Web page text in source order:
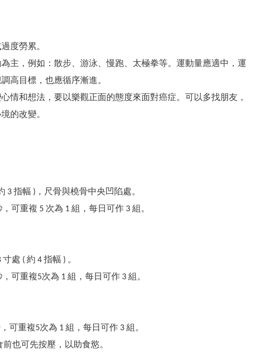
度勞累。
主，例如：散步、游泳、慢跑、太極拳等。運動量應適中，運
高目標，也應循序漸進。
情和想法，要以樂觀正面的態度來面對癌症。可以多找朋友，
的改變。
指幅 )，尺骨與橈骨中央凹陷處。
可重複 5 次為 1 組，每日可作 3 組。
處 ( 約 4 指幅 ) 。
可重複5次為 1 組，每日可作 3 組。
可重複5次為 1 組，每日可作 3 組。
也可先按壓，以助食慾。